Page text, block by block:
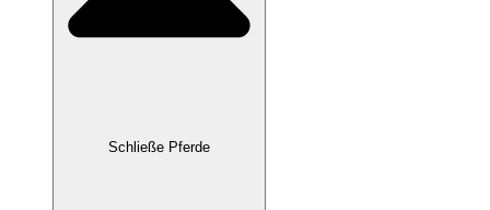
Schließe Pferde